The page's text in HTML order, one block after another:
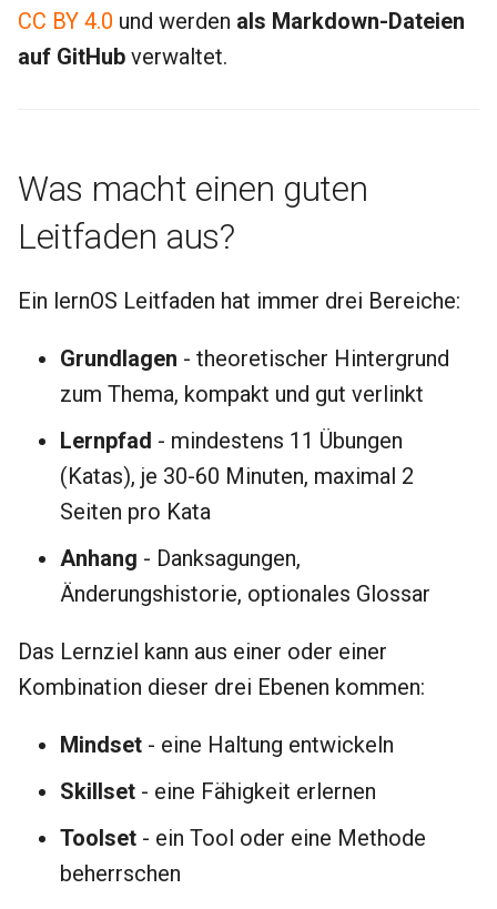
s
CC BY 4.0 und werden als Markdown-Dateien
auf GitHub verwaltet.
Was macht einen guten
Leitfaden aus?
Ein lernOS Leitfaden hat immer drei Bereiche:
Grundlagen - theoretischer Hintergrund
zum Thema, kompakt und gut verlinkt
Lernpfad - mindestens 11 Übungen
(Katas), je 30-60 Minuten, maximal 2
Seiten pro Kata
Anhang - Danksagungen,
Änderungshistorie, optionales Glossar
Das Lernziel kann aus einer oder einer
Kombination dieser drei Ebenen kommen:
Mindset- eine Haltung entwickeln
Skillset- eine Fähigkeit erlernen
Toolset- ein Tool oder eine Methode
beherrschen